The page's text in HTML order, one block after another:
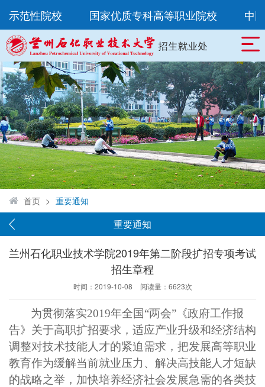
范性院校 国家优质专科高等职业院校 中国
首页 > 重要通知
重要通知
兰州石化职业技术学院2019年第二阶段扩招专项考试
招生章程
时间： 2019-10-08 阅读量： 6623次
为贯彻落实2019年全国“两会”《政府工作报
告》关于高职扩招要求，适应产业升级和经济结构
调整对技术技能人才的紧迫需求，把发展高等职业
教育作为缓解当前就业压力、解决高技能人才短缺
的战略之举，加快培养经济社会发展急需的各类技